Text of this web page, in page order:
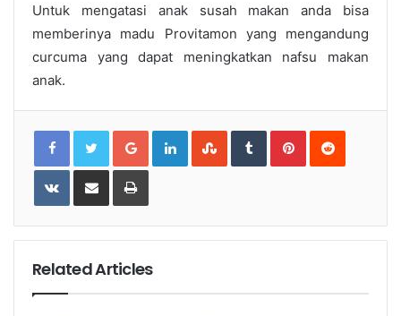
Untuk mengatasi anak susah makan anda bisa
memberinya madu Provitamon yang mengandung
curcuma yang dapat meningkatkan nafsu makan
anak.
Google+LinkedInStumbleUpon
TumblrPinterestReddit
VKontakteShare
Email
Print
Related Articles